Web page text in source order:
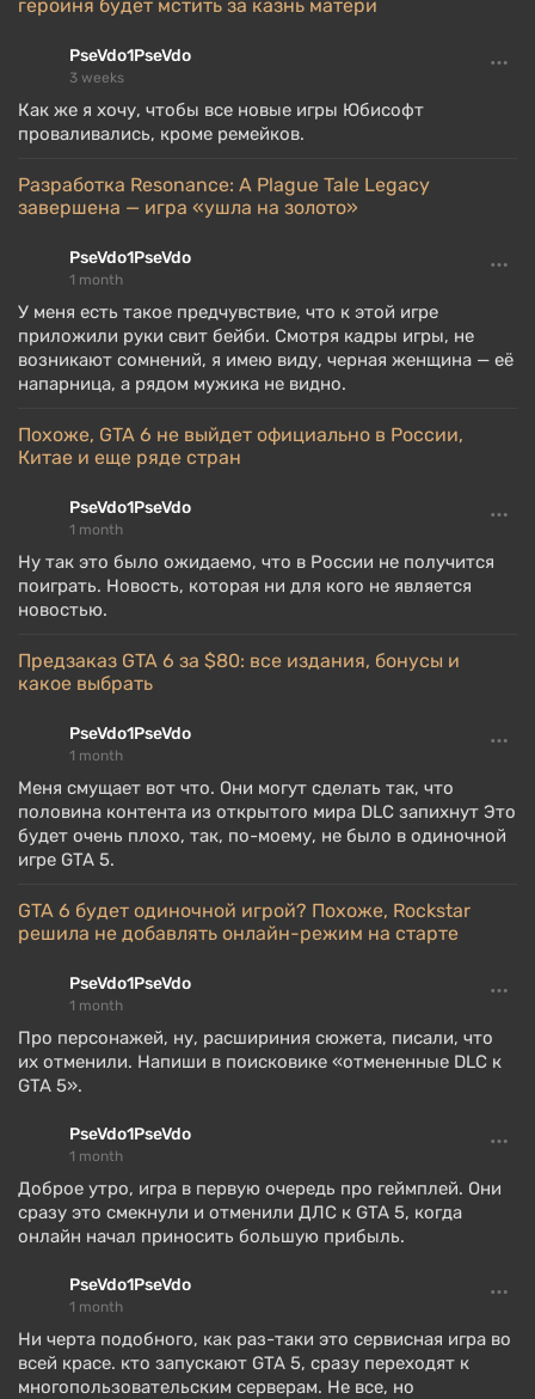
героиня будет мстить за казнь матери
PseVdo1PseVdo
3 weeks
Как же я хочу, чтобы все новые игры Юбисофт
проваливались, кроме ремейков.
Разработка Resonance: A Plague Tale Legacy
завершена — игра «ушла на золото»
PseVdo1PseVdo
1 month
У меня есть такое предчувствие, что к этой игре
приложили руки свит бейби. Смотря кадры игры, не
возникают сомнений, я имею виду, черная женщина — её
напарница, а рядом мужика не видно.
Похоже, GTA 6 не выйдет официально в России,
Китае и еще ряде стран
PseVdo1PseVdo
1 month
Ну так это было ожидаемо, что в России не получится
поиграть. Новость, которая ни для кого не является
новостью.
Предзаказ GTA 6 за $80: все издания, бонусы и
какое выбрать
PseVdo1PseVdo
1 month
Меня смущает вот что. Они могут сделать так, что
половина контента из открытого мира DLC запихнут Это
будет очень плохо, так, по-моему, не было в одиночной
игре GTA 5.
GTA 6 будет одиночной игрой? Похоже, Rockstar
решила не добавлять онлайн-режим на старте
PseVdo1PseVdo
1 month
Про персонажей, ну, расшириния сюжета, писали, что
их отменили. Напиши в поисковике «отмененные DLC к
GTA 5».
PseVdo1PseVdo
1 month
Доброе утро, игра в первую очередь про геймплей. Они
сразу это смекнули и отменили ДЛС к GTA 5, когда
онлайн начал приносить большую прибыль.
PseVdo1PseVdo
1 month
Ни черта подобного, как раз-таки это сервисная игра во
всей красе. кто запускают GTA 5, сразу переходят к
многопользовательским серверам. Не все, но